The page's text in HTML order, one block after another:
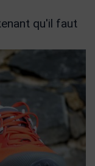
qu'il faut